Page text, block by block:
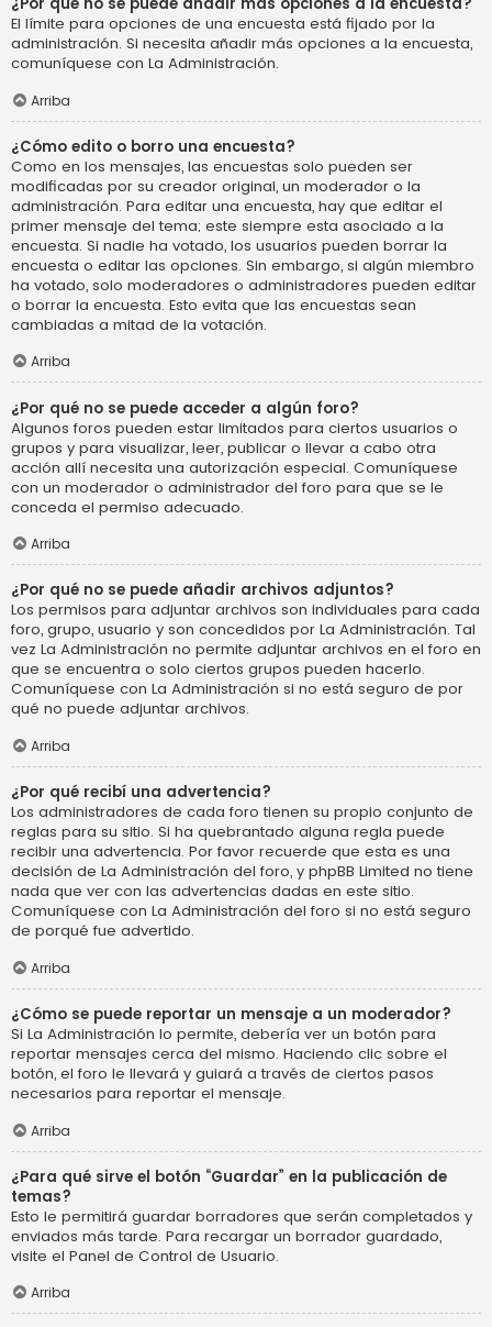
El límite para opciones de una encuesta está fijado por la
administración. Si necesita añadir más opciones a la encuesta,
comuníquese con La Administración.
Arriba
¿Cómo edito o borro una encuesta?
Como en los mensajes, las encuestas solo pueden ser
modificadas por su creador original, un moderador o la
administración. Para editar una encuesta, hay que editar el
primer mensaje del tema; este siempre esta asociado a la
encuesta. Si nadie ha votado, los usuarios pueden borrar la
encuesta o editar las opciones. Sin embargo, si algún miembro
ha votado, solo moderadores o administradores pueden editar
o borrar la encuesta. Esto evita que las encuestas sean
cambiadas a mitad de la votación.
Arriba
¿Por qué no se puede acceder a algún foro?
Algunos foros pueden estar limitados para ciertos usuarios o
grupos y para visualizar, leer, publicar o llevar a cabo otra
acción allí necesita una autorización especial. Comuníquese
con un moderador o administrador del foro para que se le
conceda el permiso adecuado.
Arriba
¿Por qué no se puede añadir archivos adjuntos?
Los permisos para adjuntar archivos son individuales para cada
foro, grupo, usuario y son concedidos por La Administración. Tal
vez La Administración no permite adjuntar archivos en el foro en
que se encuentra o solo ciertos grupos pueden hacerlo.
Comuníquese con La Administración si no está seguro de por
qué no puede adjuntar archivos.
Arriba
¿Por qué recibí una advertencia?
Los administradores de cada foro tienen su propio conjunto de
reglas para su sitio. Si ha quebrantado alguna regla puede
recibir una advertencia. Por favor recuerde que esta es una
decisión de La Administración del foro, y phpBB Limited no tiene
nada que ver con las advertencias dadas en este sitio.
Comuníquese con La Administración del foro si no está seguro
de porqué fue advertido.
Arriba
¿Cómo se puede reportar un mensaje a un moderador?
Si La Administración lo permite, debería ver un botón para
reportar mensajes cerca del mismo. Haciendo clic sobre el
botón, el foro le llevará y guiará a través de ciertos pasos
necesarios para reportar el mensaje.
Arriba
¿Para qué sirve el botón “Guardar” en la publicación de
temas?
Esto le permitirá guardar borradores que serán completados y
enviados más tarde. Para recargar un borrador guardado,
visite el Panel de Control de Usuario.
Arriba